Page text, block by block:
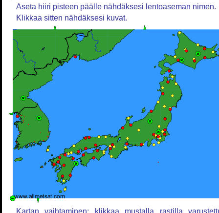
Aseta hiiri pisteen päälle nähdäksesi lentoaseman nimen.
Klikkaa sitten nähdäksesi kuvat.
Kartan vaihtaminen: klikkaa mustalla rastilla